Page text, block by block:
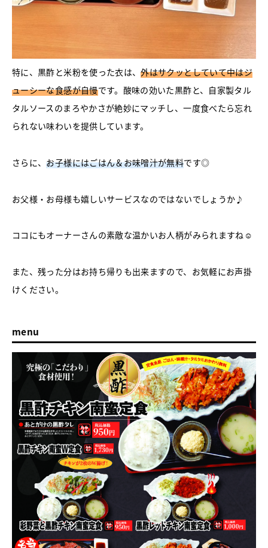
特に、黒酢と米粉を使った衣は、外はサクッとしていて中はジ
ューシーな食感が自慢です。酸味の効いた黒酢と、自家製タル
タルソースのまろやかさが絶妙にマッチし、一度食べたら忘れ
られない味わいを提供しています。
さらに、お子様にはごはん＆お味噌汁が無料です◎
お父様・お母様も嬉しいサービスなのではないでしょうか♪
ココにもオーナーさんの素敵な温かいお人柄がみられますね☺
また、残った分はお持ち帰りも出来ますので、お気軽にお声掛
けください。
menu